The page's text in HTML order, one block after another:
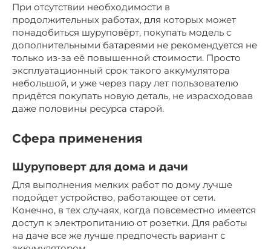
При отсутствии необходимости в
продолжительных работах, для которых может
понадобиться шуруповёрт, покупать модель с
дополнительными батареями не рекомендуется не
только из-за её повышенной стоимости. Просто
эксплуатационный срок такого аккумулятора
небольшой, и уже через пару лет пользователю
придётся покупать новую деталь, не израсходовав
даже половины ресурса старой.
Сфера применения
Шуруповерт для дома и дачи
Для выполнения мелких работ по дому лучше
подойдет устройство, работающее от сети.
Конечно, в тех случаях, когда повсеместно имеется
доступ к электропитанию от розетки. Для работы
на даче все же лучше предпочесть вариант с